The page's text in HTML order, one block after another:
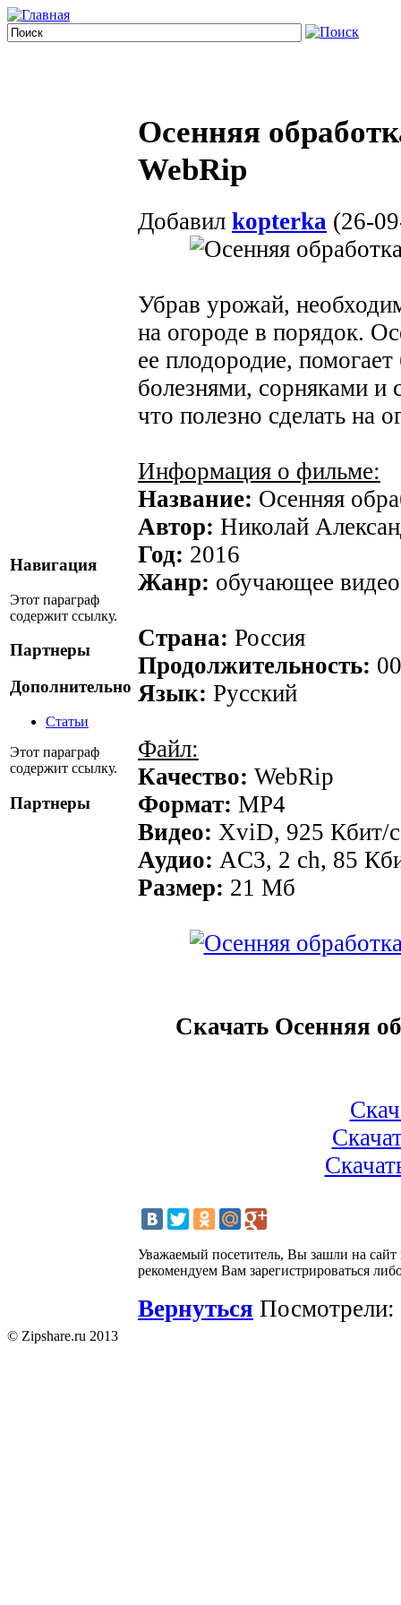
Навигация
Этот параграф
содержит ссылку.
Партнеры
Дополнительно
Статьи
Этот параграф
содержит ссылку.
Партнеры
Осенняя
WebRip
Добавил kopterka (26-
Убрав урожай,
на огороде в порядок.
ее плодородие,
болезнями, сорняками и
что полезно сделать на
Информация о фильме:
Название: Осенняя
Автор: Николай
Год: 2016
Жанр: обучающее видео
Страна: Россия
Продолжительность:
Язык: Русский
Файл:
Качество: WebRip
Формат: MР4
Видео: XviD, 925 Кбит/
Аудио: AC3, 2 ch, 85
Размер: 21 Мб
Скачать Осенняя
Уважаемый посетитель, Вы зашли на
рекомендуем Вам зарегистрироваться
Вернуться Посмотрели:
© Zipshare.ru 2013